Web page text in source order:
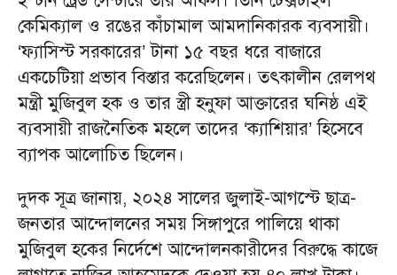
কেমিক্যাল ও রঙের কাঁচামাল আমদানিকারক ব্যবসায়ী।
‘ফ্যাসিস্ট সরকারের’ টানা ১৫ বছর ধরে বাজারে
একচেটিয়া প্রভাব বিস্তার করেছিলেন। তৎকালীন রেলপথ
মন্ত্রী মুজিবুল হক ও তার স্ত্রী হনুফা আক্তারের ঘনিষ্ঠ এই
ব্যবসায়ী রাজনৈতিক মহলে তাদের ‘ক্যাশিয়ার’ হিসেবে
ব্যাপক আলোচিত ছিলেন।
দুদক সূত্র জানায়, ২০২৪ সালের জুলাই-আগস্টে ছাত্র-
জনতার আন্দোলনের সময় সিঙ্গাপুরে পালিয়ে থাকা
মুজিবুল হকের নির্দেশে আন্দোলনকারীদের বিরুদ্ধে কাজে